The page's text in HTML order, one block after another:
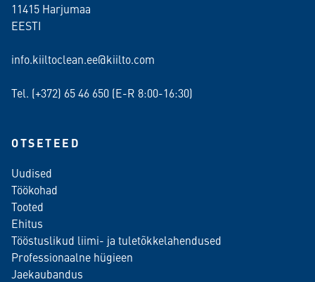
11415 Harjumaa
EESTI
info.kiiltoclean.ee@kiilto.com
Tel. (+372) 65 46 650 (E-R 8:00-16:30)
OTSETEED
Uudised
Töökohad
Tooted
Ehitus
Tööstuslikud liimi- ja tuletõkkelahendused
Professionaalne hügieen
Jaekaubandus